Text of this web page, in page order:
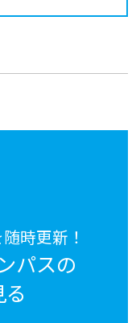
時更新！
パスの